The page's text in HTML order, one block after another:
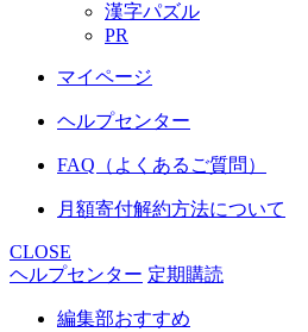
漢字パズル
PR
マイページ
ヘルプセンター
FAQ（よくあるご質問）
月額寄付解約方法について
CLOSE
ヘルプセンター 定期購読
編集部おすすめ